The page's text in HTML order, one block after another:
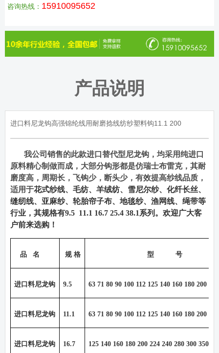
咨询热线： 15910095652
产品说明
进口料尼龙钩高强锦纶线用耐磨捻线纺纱塑料钩11.1 200
我公司销售的此款进口替代型尼龙钩，均采用纯进口
原料精心制做而成，大部分钩形都是仿瑞士布雷克，其耐
磨度高，周期长，飞钩少，断头少，有效提高纱线品质，
适用于花式纱线、毛纺、羊绒纺、雪尼尔纱、化纤长丝、
缝纫线、亚麻纱、轮胎帘子布、地毯纱、渔网线、绳带等
行业，其规格有9.5 11.1 16.7 25.4 38.1系列。欢迎广大客
户前来选购！
品 名 规 格 型 号
进口料尼龙钩 9.5 63 71 80 90 100 112 125 140 160 180 200
进口料尼龙钩 11.1 63 71 80 90 100 112 125 140 160 180 200
进口料尼龙钩 16.7 125 140 160 180 200 224 240 280 300 350